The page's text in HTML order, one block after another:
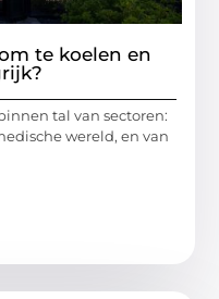
te koelen en
tal van sectoren:
wereld, en van